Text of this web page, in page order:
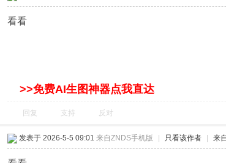
看看
>>免费AI生图神器点我直达
回复 支持 反对
发表于 2026-5-5 09:01 来自ZNDS手机版 只看该作者 来